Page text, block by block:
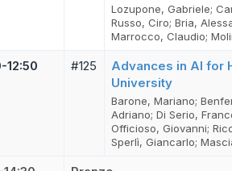
Lozupone, Gabriele;
Russo, Ciro; Bria,
Marrocco, Claudio;
12:50 #125
Advances in AI for
University
Barone, Mariano;
Adriano; Di Serio,
Officioso, Giovanni;
Sperlì, Giancarlo;